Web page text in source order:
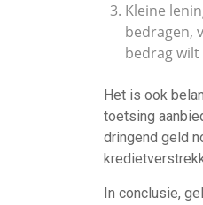
Kleine
bedragen,
bedrag
Het is ook
toetsing
dringend geld
In conclusie,